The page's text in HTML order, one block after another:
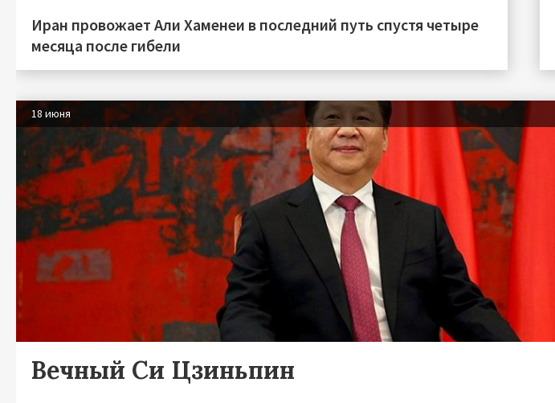
Иран провожает Али Хаменеи в последний путь спустя четыре
месяца после гибели
18 июня
Вечный Си Цзиньпин